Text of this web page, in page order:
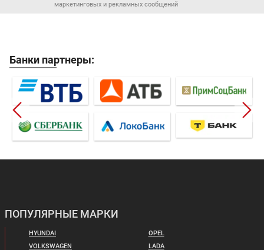
маркетинговых и рекламных сообщений
Банки партнеры:
ПОПУЛЯРНЫЕ МАРКИ
HYUNDAI
VOLKSWAGEN
OPEL
LADA